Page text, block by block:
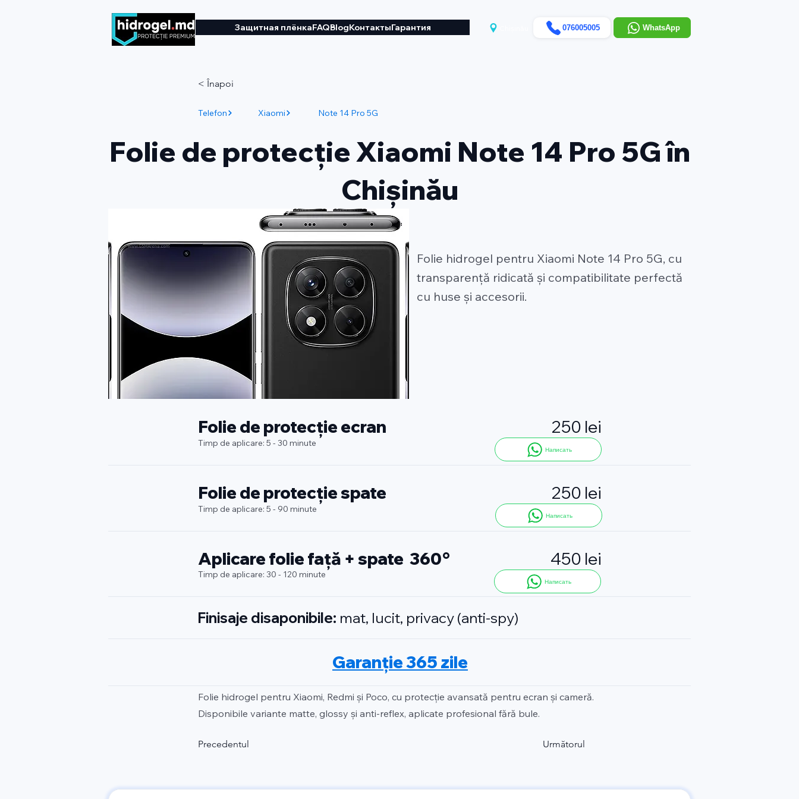
Защитная плёнкаFAQBlogКонтактыГарантия 076005005 WhatsApp
< Înapoi
Telefon Xiaomi Note 14 Pro 5G
Folie de protecție Xiaomi Note 14 Pro 5G în
Chișinău
Folie hidrogel pentru Xiaomi Note 14 Pro 5G, cu
transparență ridicată și compatibilitate perfectă
cu huse și accesorii.
250 lei
Folie de protecție ecran
Timp de aplicare: 5 - 30 minute
Написать
250 lei
Folie de protecție spate
Timp de aplicare: 5 - 90 minute
Написать
Aplicare folie față + spate 360°
Написать
450 lei
Timp de aplicare: 30 - 120 minute
Finisaje disaponibile: mat, lucit, privacy (anti-spy)
Garanție 365 zile
Folie hidrogel pentru Xiaomi, Redmi și Poco, cu protecție avansată pentru ecran și cameră.
Disponibile variante matte, glossy și anti-reflex, aplicate profesional fără bule.
Precedentul Următorul